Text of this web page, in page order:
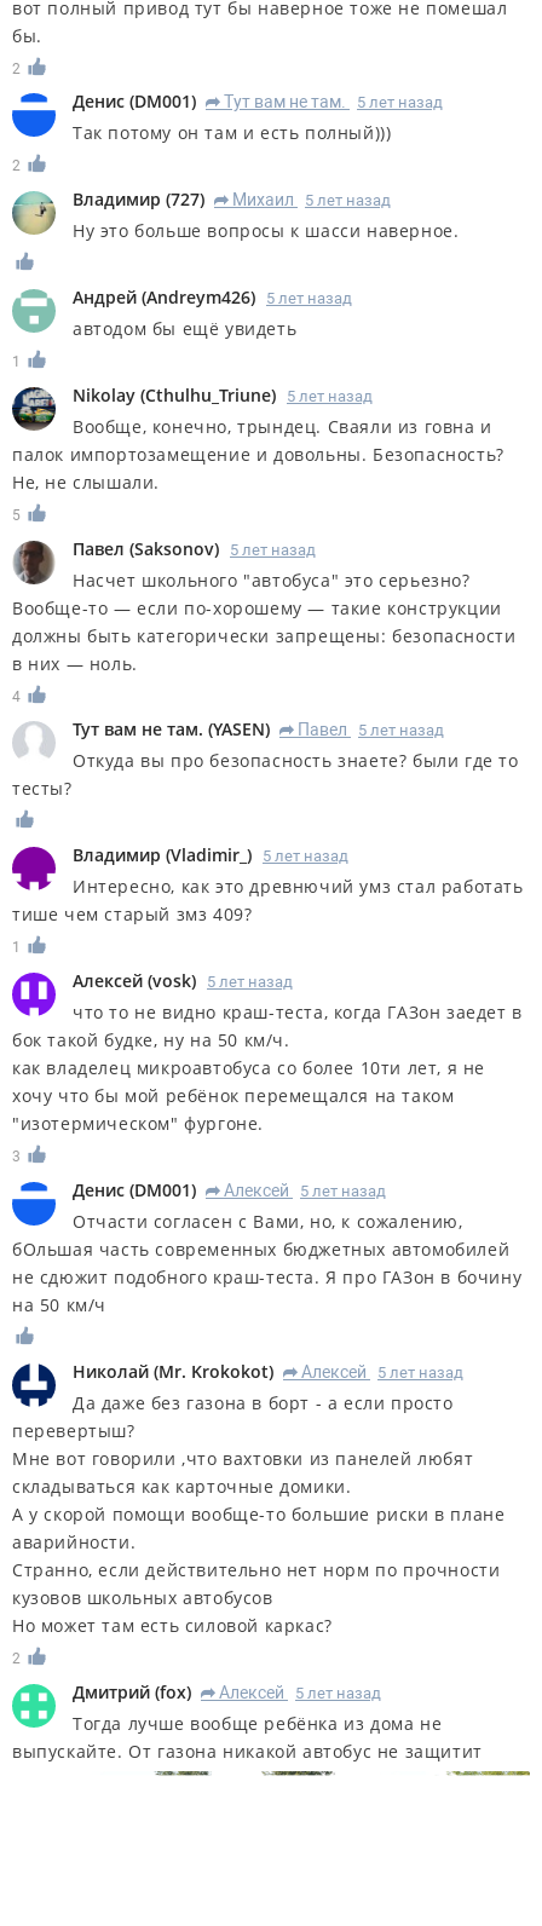
вот полный привод тут бы наверное тоже не помешал
бы.
2
Денис (DM001) R Тут вам не там. 5 лет назад
Так потому он там и есть полный)))
2
Владимир (727) R Михаил 5 лет назад
Ну это больше вопросы к шасси наверное.
Андрей (Andreym426) 5 лет назад
автодом бы ещё увидеть
1
Nikolay (Cthulhu_Triune) 5 лет назад
Вообще, конечно, трындец. Сваяли из говна и
палок импортозамещение и довольны. Безопасность?
Не, не слышали.
5
Павел (Saksonov) 5 лет назад
Насчет школьного "автобуса" это серьезно?
Вообще-то — если по-хорошему — такие конструкции
должны быть категорически запрещены: безопасности
в них — ноль.
4
Тут вам не там. (YASEN) R Павел 5 лет назад
Откуда вы про безопасность знаете? были где то
тесты?
Владимир (Vladimir_ ) 5 лет назад
Интересно, как это древнючий умз стал работать
тише чем старый змз 409?
1
Алексей (vosk) 5 лет назад
что то не видно краш-теста, когда ГАЗон заедет в
бок такой будке, ну на 50 км/ч.
как владелец микроавтобуса со более 10ти лет, я не
хочу что бы мой ребёнок перемещался на таком
"изотермическом" фургоне.
3
Денис (DM001) R Алексей 5 лет назад
Отчасти согласен с Вами, но, к сожалению,
бОльшая часть современных бюджетных автомобилей
не сдюжит подобного краш-теста. Я про ГАЗон в бочину
на 50 км/ч
Николай (Mr. Krokokot) R Алексей 5 лет назад
Да даже без газона в борт - а если просто
перевертыш?
Мне вот говорили ,что вахтовки из панелей любят
складываться как карточные домики.
А у скорой помощи вообще-то большие риски в плане
аварийности.
Странно, если действительно нет норм по прочности
кузовов школьных автобусов
Но может там есть силовой каркас?
2
Дмитрий (fox) R Алексей 5 лет назад
Тогда лучше вообще ребёнка из дома не
выпускайте. От газона никакой автобус не защитит